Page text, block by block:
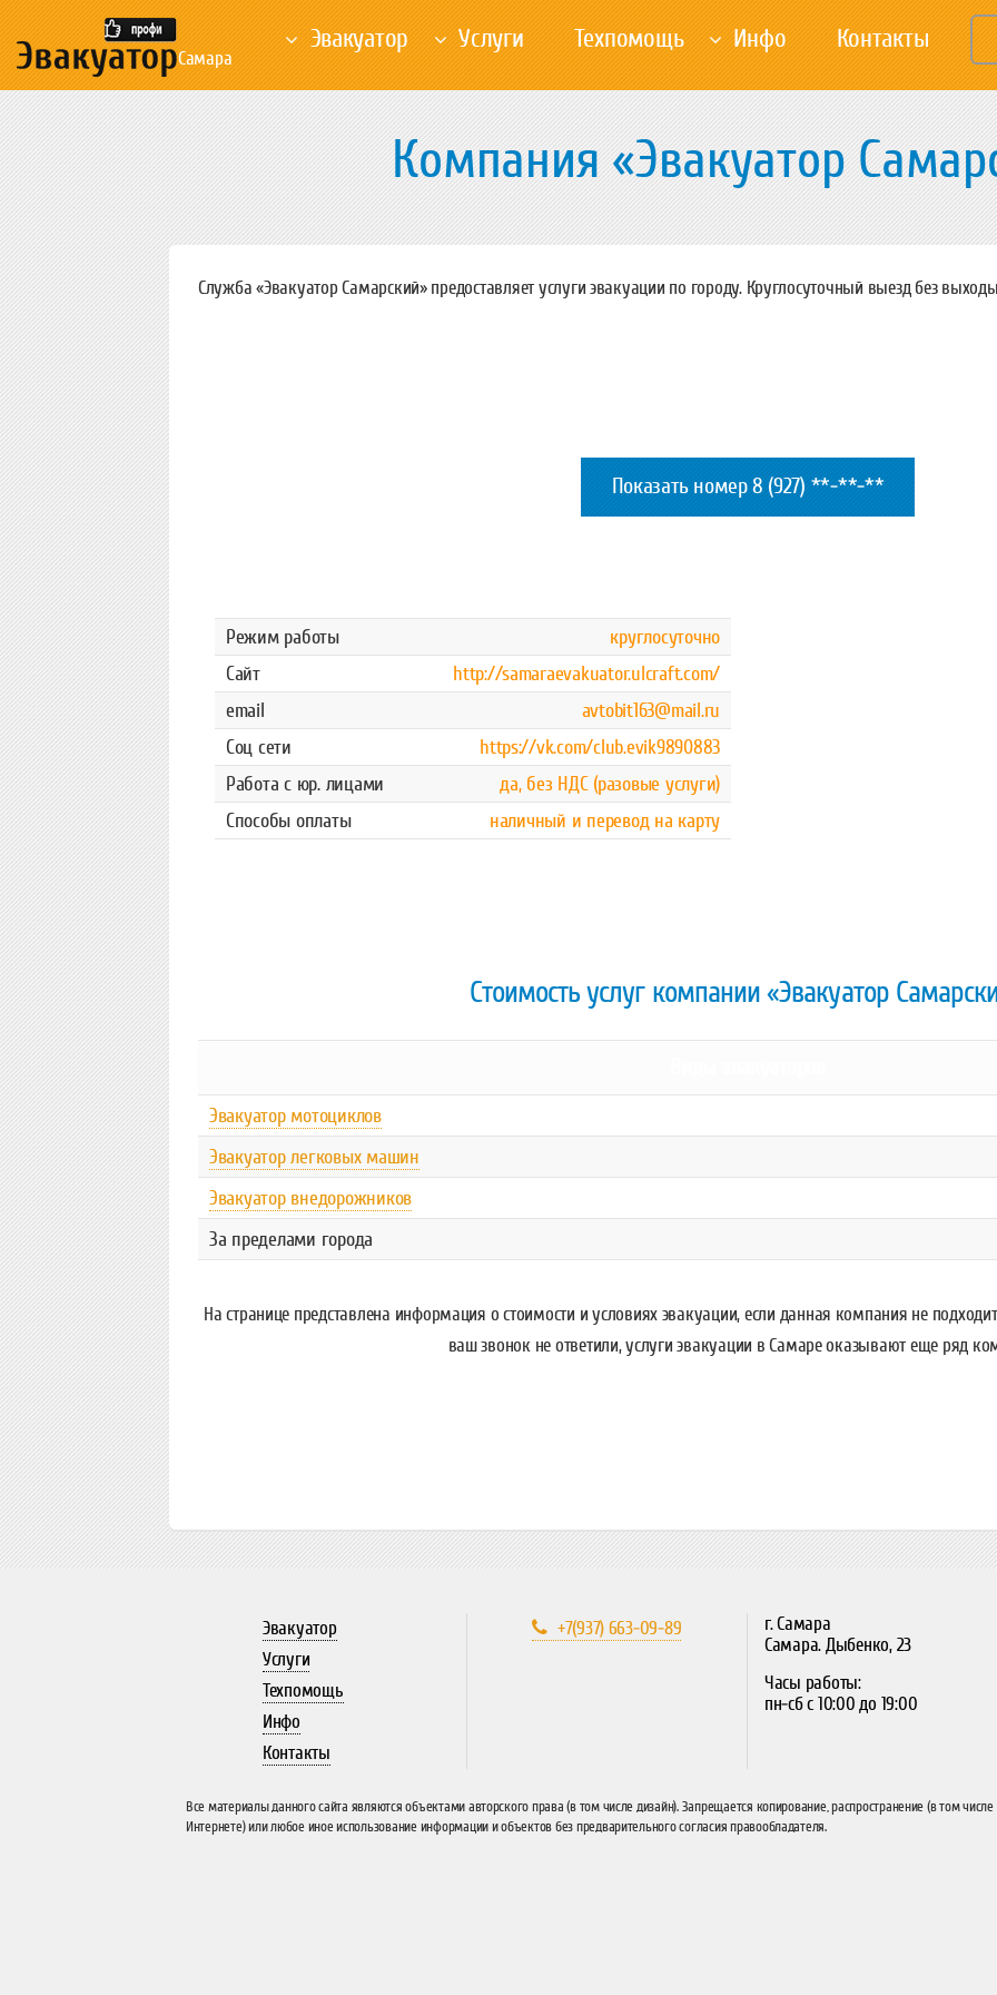
Самара
Эвакуатор Услуги Техпомощь Инфо Контакты
Компания «Эвакуатор
Служба «Эвакуатор Самарский» предоставляет услуги эвакуации по городу. Круглосуточный выезд без
Показать номер8 (927) **-**-**
Режим работы
круглосуточно
Сайт
http://samaraevakuator.ulcraft.com/
email
avtobit163@mail.ru
Соц сети
https://vk.com/club.evik9890883
Работа с юр. лицами
да, без НДС (разовые услуги)
Способы оплаты
наличный и перевод на карту
Стоимость услуг компании «Эвакуатор
Эвакуатор мотоциклов
Эвакуатор легковых машин
Эвакуатор внедорожников
За пределами города
На странице представлена информация о стоимости и условиях эвакуации, если данная компания не
ваш звонок не ответили, услуги эвакуации в Самаре оказывают еще ряд
Эвакуатор
Услуги
Техпомощь
Инфо
Контакты
+7(937) 663-09-89
г. Самара
Самара. Дыбенко, 23
Часы работы:
пн-сб с 10:00 до 19:00
Все материалы данного сайта являются объектами авторского права (в том числе дизайн). Запрещается копирование, распространение (в том
Интернете) или любое иное использование информации и объектов без предварительного согласия правообладателя.